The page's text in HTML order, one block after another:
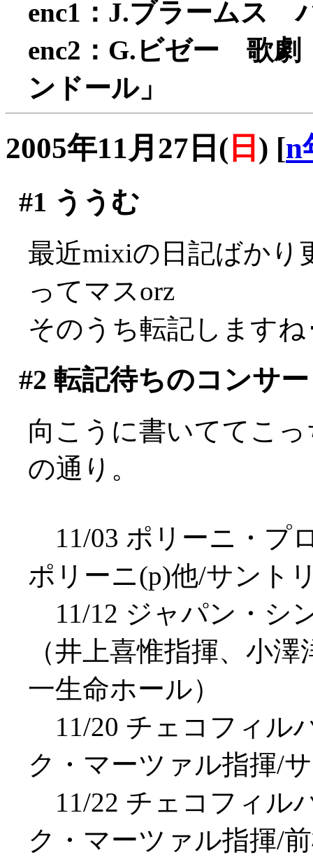
enc1：J.ブラームス
enc2：G.ビゼー 歌劇
ンドール」
2005年11月27日( 日 ) [n
#1 ううむ
最近mixiの日記ばかり
ってマスorz
そのうち転記します
#2 転記待ちのコンサ
向こうに書いててこ
の通り。
11/03 ポリーニ・プ
ポリーニ(p)他/サント
11/12 ジャパン・シ
（井上喜惟指揮、小
一生命ホール）
11/20 チェコフィル
ク・マーツァル指揮/
11/22 チェコフィル
ク・マーツァル指揮/